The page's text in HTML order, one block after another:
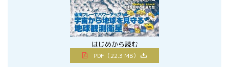
はじめから読む
PDF（22.3 MB）